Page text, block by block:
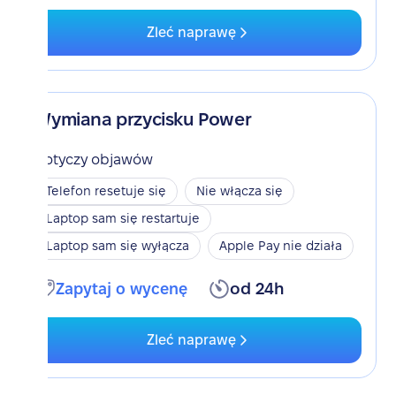
Zleć naprawę
Wymiana przycisku Power
Dotyczy objawów
Telefon resetuje się
Nie włącza się
Laptop sam się restartuje
Laptop sam się wyłącza
Apple Pay nie działa
Zapytaj o wycenę od 24h
Zleć naprawę